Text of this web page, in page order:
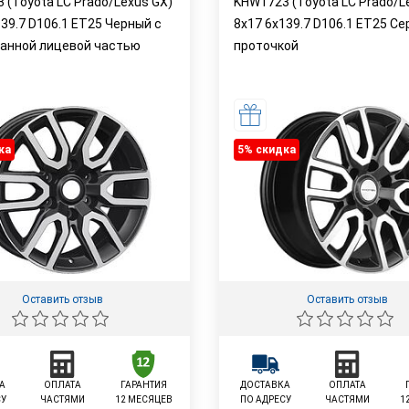
D106.1 ET25 Черный с
лицевой частью
Оставить отзыв
ОПЛАТА
ЧАСТЯМИ
ГАРАНТИЯ
12 МЕСЯЦЕВ
8x17 6x139.7 D106.1 ET25
проточкой
5% cкидка
Оставить отзыв
ДОСТАВКА
ПО АДРЕСУ
ОПЛАТА
ЧАСТЯМИ